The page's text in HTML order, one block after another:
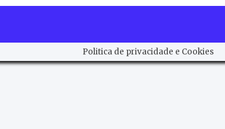
Politica de privacidade e Cookies